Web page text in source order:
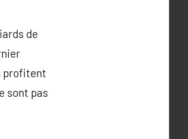
de
profitent
sont pas